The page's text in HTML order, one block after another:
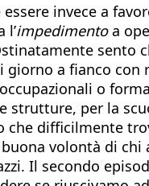
invece a
l’impedimentoa
sento
giorno a fianco con
o
per la
difficilmente
volontà di
Il secondo